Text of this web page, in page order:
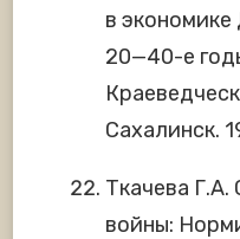
в экономике
20—40-е
Сахалинск.
Ткачева Г.А.
войны: